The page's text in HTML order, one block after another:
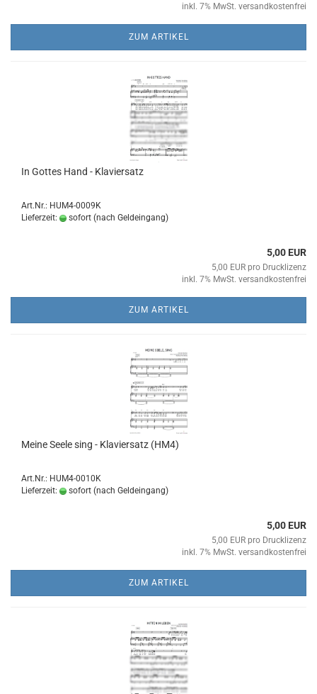
inkl. 7% MwSt. versandkostenfrei
ZUM ARTIKEL
In Got­tes Hand - Kla­vier­satz
Art.Nr.: HUM4-0009K
Lieferzeit:
sofort (nach Geldeingang)
5,00 EUR
5,00 EUR pro Drucklizenz
inkl. 7% MwSt. versandkostenfrei
ZUM ARTIKEL
Meine Seele sing - Kla­vier­satz (HM4)
Art.Nr.: HUM4-0010K
Lieferzeit:
sofort (nach Geldeingang)
5,00 EUR
5,00 EUR pro Drucklizenz
inkl. 7% MwSt. versandkostenfrei
ZUM ARTIKEL